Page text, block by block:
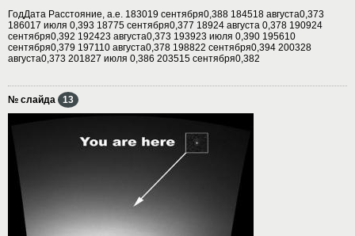
ГодДата Расстояние, а.е. 183019 сентября0,388 184518 августа0,373
186017 июля 0,393 18775 сентября0,377 18924 августа 0,378 190924
сентября0,392 192423 августа0,373 193923 июля 0,390 195610
сентября0,379 197110 августа0,378 198822 сентября0,394 200328
августа0,373 201827 июля 0,386 203515 сентября0,382
№ слайда 13